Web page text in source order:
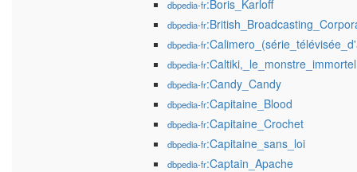
dbpedia-fr:Boris_Karloff
dbpedia-fr
dbpedia-fr
dbpedia-fr:Caltiki,_le_monstre_immortel
dbpedia-fr:Candy_Candy
dbpedia-fr:Capitaine_Blood
dbpedia-fr:Capitaine_Crochet
dbpedia-fr:Capitaine_sans_loi
dbpedia-fr:Captain_Apache